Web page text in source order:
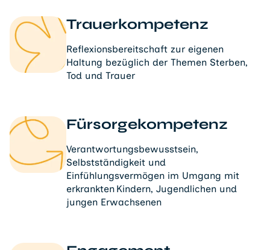
Trauerkompetenz
Reflexionsbereitschaft zur eigenen
Haltung bezüglich der Themen Sterben,
Tod und Trauer
Fürsorgekompetenz
Verantwortungsbewusstsein,
Selbstständigkeit und
Einfühlungsvermögen im Umgang mit
erkrankten Kindern, Jugendlichen und
jungen Erwachsenen